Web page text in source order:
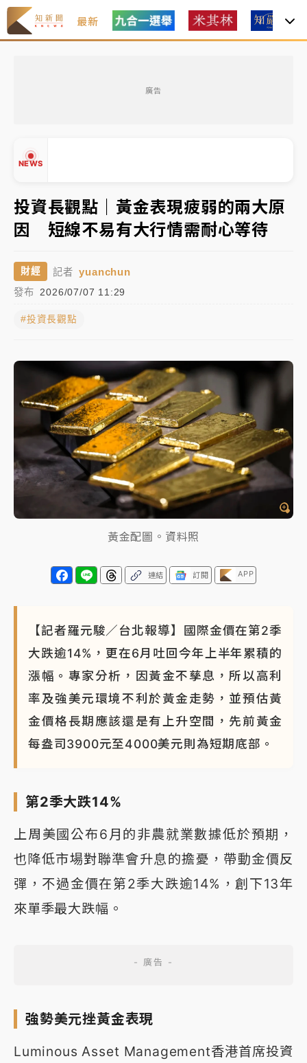
最新
廣告
NEWS
中信慈善基金會想增加董事人數！辜仲諒向法院聲請遭
駁 理由曝光
故宮《龍藏經》特展第2檔！今線上預約開賣一度塞車
周六起展出延長至晚上7時
台東農業處長涉圖利渡假村！東檢抗告成功 今重開羈
父親節泡湯了！中颱白海豚雨彈轟3天 「紅到發紫」降
雨熱區曝
暑假過三周才推「E宿新北打卡趣」！抽獎程序複雜 觀
旅局回應了
中信慈善基金會想增加董事人數！辜仲諒向法院聲請遭
駁 理由曝光
故宮《龍藏經》特展第2檔！今線上預約開賣一度塞車
周六起展出延長至晚上7時
台東農業處長涉圖利渡假村！東檢抗告成功 今重開羈
押庭
雨熱區曝
投資長觀點｜黃金表現疲弱的兩大原
因 短線不易有大行情需耐心等待
財經 記者 yuanchun
發布 2026/07/07 11:29
#投資長觀點
黃金配圖。資料照
連結 訂閱 APP
【記者羅元駿／台北報導】國際金價在第2季
大跌逾14%，更在6月吐回今年上半年累積的
漲幅。專家分析，因黃金不孳息，所以高利
率及強美元環境不利於黃金走勢，並預估黃
金價格長期應該還是有上升空間，先前黃金
每盎司3900元至4000美元則為短期底部。
第2季大跌14%
上周美國公布6月的非農就業數據低於預期，
也降低市場對聯準會升息的擔憂，帶動金價反
彈，不過金價在第2季大跌逾14%，創下13年
來單季最大跌幅。
強勢美元挫黃金表現
Luminous Asset Management香港首席投資